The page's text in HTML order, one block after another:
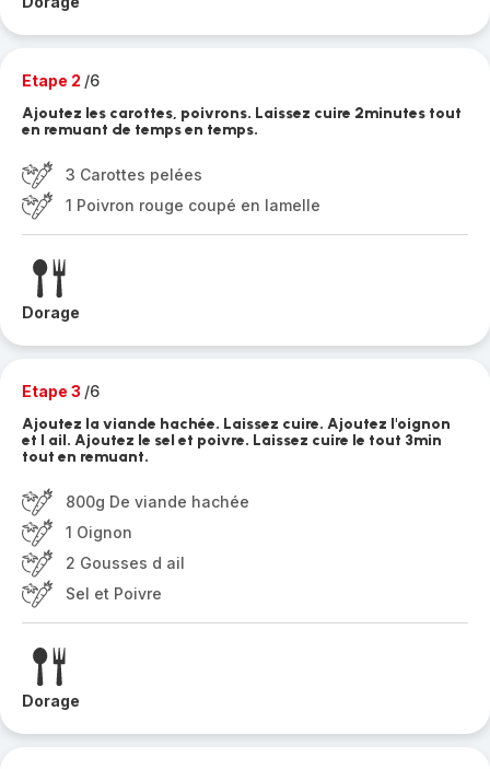
Etape 2 /6
Ajoutez les carottes, poivrons. Laissez cuire 2minutes tout
en remuant de temps en temps.
3 Carottes pelées
1 Poivron rouge coupé en lamelle
Dorage
Etape 3 /6
Ajoutez la viande hachée. Laissez cuire. Ajoutez l'oignon
et l ail. Ajoutez le sel et poivre. Laissez cuire le tout 3min
tout en remuant.
800g De viande hachée
1 Oignon
2 Gousses d ail
Sel et Poivre
Dorage